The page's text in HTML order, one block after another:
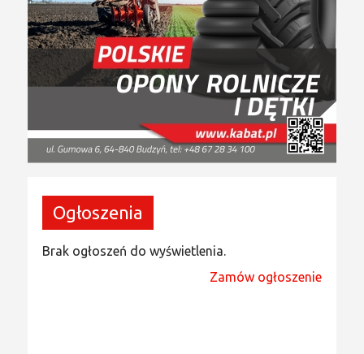
Ogłoszenia
Brak ogłoszeń do wyświetlenia.
Zamów ogłoszenie